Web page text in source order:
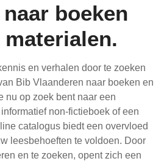
boeken
en verhalen door te zoeken
Bib Vlaanderen naar boeken en
nu op zoek bent naar een
non-fictieboek of een
catalogus biedt een overvloed
leesbehoeften te voldoen. Door
en te zoeken, opent zich een